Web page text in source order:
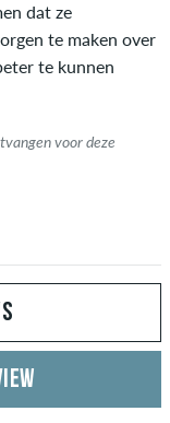
dat ze
te maken over
te kunnen
voor deze